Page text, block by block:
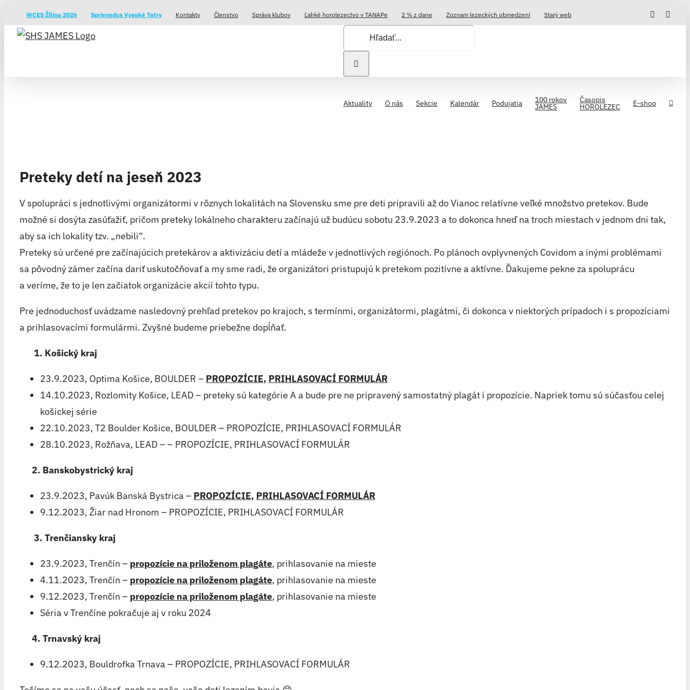
to
WCES Žilina 2026 Sprievodca Vysoké Tatry Kontakty Členstvo Správa klubov Ľahké horolezectvo v TANAPe 2 % z dane Zoznam lezeckých obmedzení Starý web Facebook
Hľadať:
Aktuality O nás Sekcie Kalendár Podujatia 100 rokov
JAMES
Časopis
HOROLEZEC E-shop
Preteky detí na jeseň 2023
V spolupráci s jednotlivými organizátormi v rôznych lokalitách na Slovensku sme pre deti pripravili až do Vianoc relatívne veľké množstvo pretekov. Bude
možné si dosýta zasúťažiť, pričom preteky lokálneho charakteru začínajú už budúcu sobotu 23.9.2023 a to dokonca hneď na troch miestach v jednom dni tak,
aby sa ich lokality tzv. „nebili“.
Preteky sú určené pre začínajúcich pretekárov a aktivizáciu detí a mládeže v jednotlivých regiónoch. Po plánoch ovplyvnených Covidom a inými problémami
sa pôvodný zámer začína dariť uskutočňovať a my sme radi, že organizátori pristupujú k pretekom pozitívne a aktívne. Ďakujeme pekne za spoluprácu
a veríme, že to je len začiatok organizácie akcií tohto typu.
Pre jednoduchosť uvádzame nasledovný prehľad pretekov po krajoch, s termínmi, organizátormi, plagátmi, či dokonca v niektorých prípadoch i s propozíciami
a prihlasovacími formulármi. Zvyšné budeme priebežne dopĺňať.
1. Košický kraj
23.9.2023, Optima Košice, BOULDER – PROPOZÍCIE, PRIHLASOVACÍ FORMULÁR
14.10.2023, Rozlomity Košice, LEAD – preteky sú kategórie A a bude pre ne pripravený samostatný plagát i propozície. Napriek tomu sú súčasťou celej
košickej série
22.10.2023, T2 Boulder Košice, BOULDER – PROPOZÍCIE, PRIHLASOVACÍ FORMULÁR
28.10.2023, Rožňava, LEAD – – PROPOZÍCIE, PRIHLASOVACÍ FORMULÁR
2. Banskobystrický kraj
23.9.2023, Pavúk Banská Bystrica – PROPOZÍCIE, PRIHLASOVACÍ FORMULÁR
9.12.2023, Žiar nad Hronom – PROPOZÍCIE, PRIHLASOVACÍ FORMULÁR
3. Trenčiansky kraj
23.9.2023, Trenčín – propozície na priloženom plagáte, prihlasovanie na mieste
4.11.2023, Trenčín – propozície na priloženom plagáte, prihlasovanie na mieste
9.12.2023, Trenčín – propozície na priloženom plagáte, prihlasovanie na mieste
Séria v Trenčíne pokračuje aj v roku 2024
4. Trnavský kraj
9.12.2023, Bouldrofka Trnava – PROPOZÍCIE, PRIHLASOVACÍ FORMULÁR